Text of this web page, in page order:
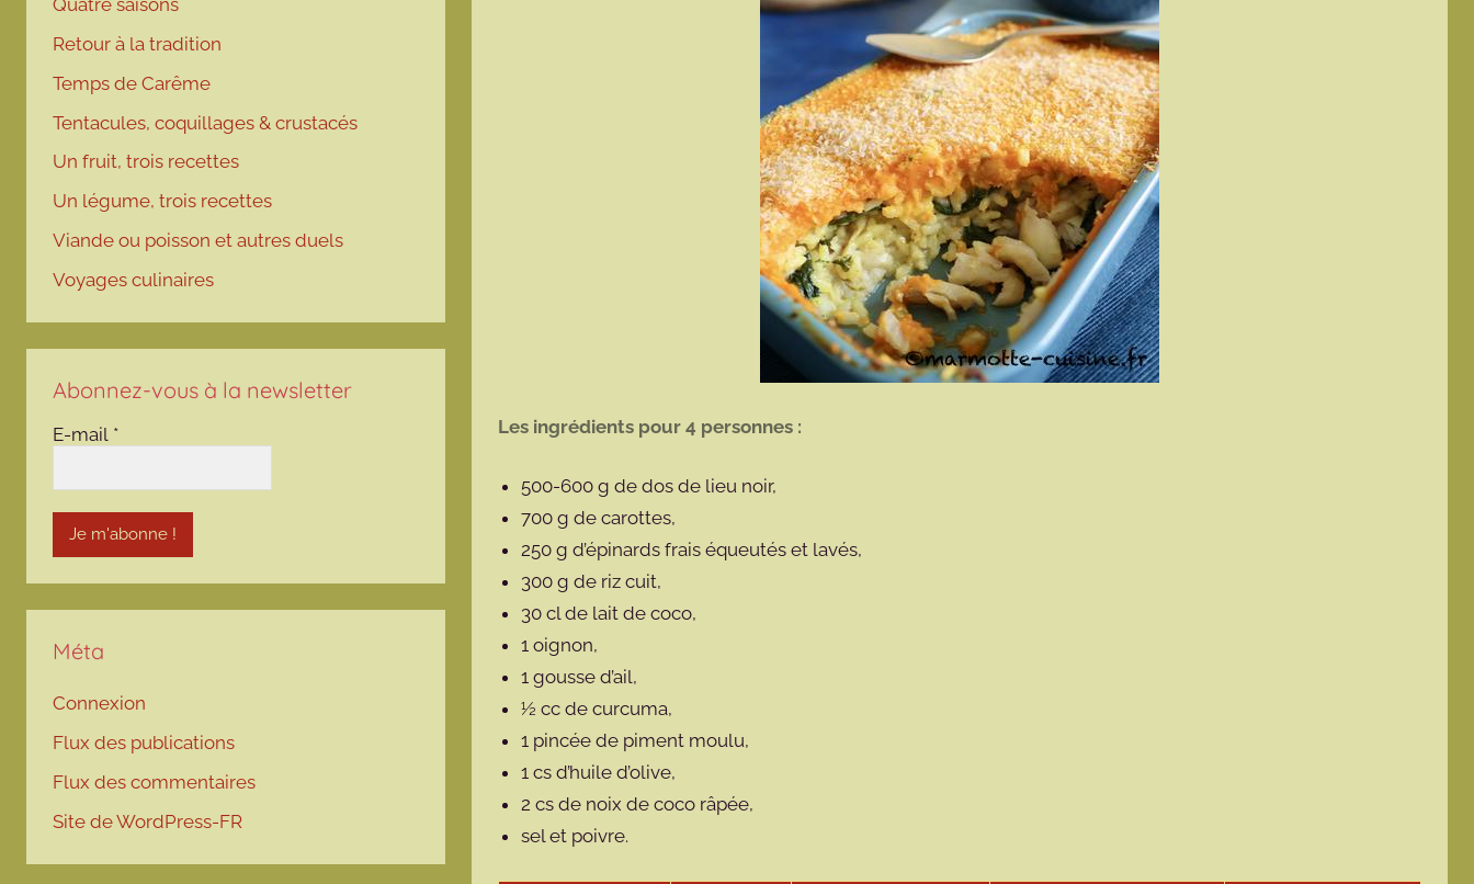
Les ingrédients pour 4 personnes :
500-600 g de dos de lieu noir,
700 g de carottes,
250 g d’épinards frais équeutés et lavés,
300 g de riz cuit,
30 cl de lait de coco,
1 oignon,
1 gousse d’ail,
½ cc de curcuma,
1 pincée de piment moulu,
1 cs d’huile d’olive,
2 cs de noix de coco râpée,
sel et poivre.
Quatre saisons
Retour à la tradition
Temps de Carême
Tentacules, coquillages & crustacés
Un fruit, trois recettes
Un légume, trois recettes
Viande ou poisson et autres duels
Voyages culinaires
Abonnez-vous à la newsletter
E-mail *
Méta
Connexion
Flux des publications
Flux des commentaires
Site de WordPress-FR